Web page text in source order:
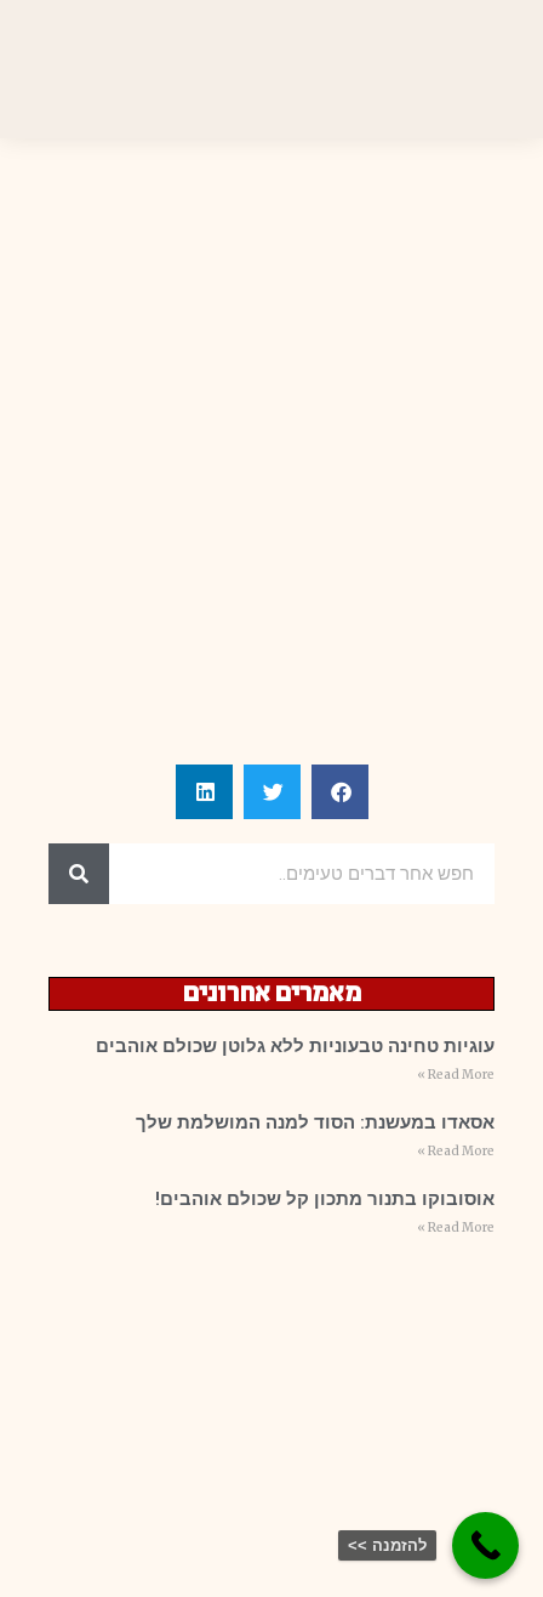
מאמרים אחרונים
עוגיות טחינה טבעוניות ללא גלוטן שכולם אוהבים
Read More »
אסאדו במעשנת: הסוד למנה המושלמת שלך
Read More »
אוסובוקו בתנור מתכון קל שכולם אוהבים!
Read More »
להזמנה >>